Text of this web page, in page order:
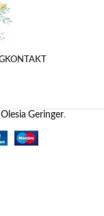
KONTAKT
Olesia Geringer.